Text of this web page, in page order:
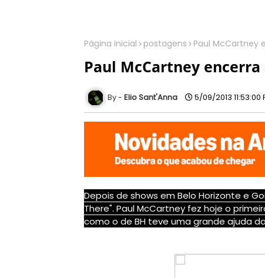
Página inicial postagens Paul McCartney
Paul McCartney
Elio Sant'Anna 5/09/2013 11:53:00
Depois de shows em Belo Horizonte e
There". Paul McCartney fez hoje o
como o de BH teve uma grande ajuda